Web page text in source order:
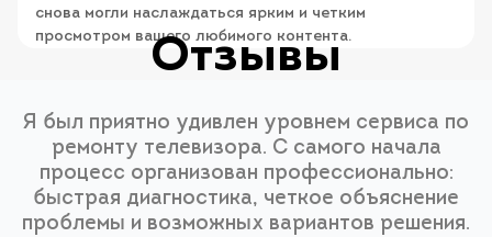
снова могли наслаждаться ярким и четким
просмотром вашего любимого контента.
Отзывы
Я был приятно удивлен уровнем сервиса по
ремонту телевизора. С самого начала
процесс организован профессионально:
быстрая диагностика, четкое объяснение
проблемы и возможных вариантов решения.